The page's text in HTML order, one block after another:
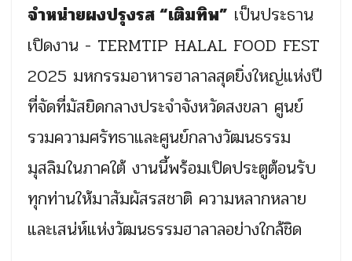
จำหน่ายผงปรุงรส “เติมทิพ” เป็นประธาน
เปิดงาน - TERMTIP HALAL FOOD FEST
2025 มหกรรมอาหารฮาลาลสุดยิ่งใหญ่แห่งปี
ที่จัดที่มัสยิดกลางประจำจังหวัดสงขลา ศูนย์
รวมความศรัทธาและศูนย์กลางวัฒนธรรม
มุสลิมในภาคใต้ งานนี้พร้อมเปิดประตูต้อนรับ
ทุกท่านให้มาสัมผัสรสชาติ ความหลากหลาย
และเสน่ห์แห่งวัฒนธรรมฮาลาลอย่างใกล้ชิด